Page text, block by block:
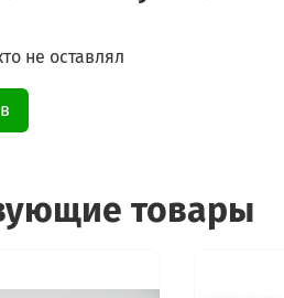
не оставлял
товары